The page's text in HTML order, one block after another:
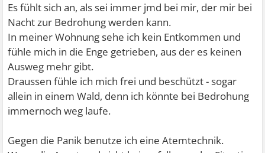
Es fühlt sich an, als sei immer jmd bei mir, der mir bei
Nacht zur Bedrohung werden kann.
In meiner Wohnung sehe ich kein Entkommen und
fühle mich in die Enge getrieben, aus der es keinen
Ausweg mehr gibt.
Draussen fühle ich mich frei und beschützt - sogar
allein in einem Wald, denn ich könnte bei Bedrohung
immernoch weg laufe.
Gegen die Panik benutze ich eine Atemtechnik.